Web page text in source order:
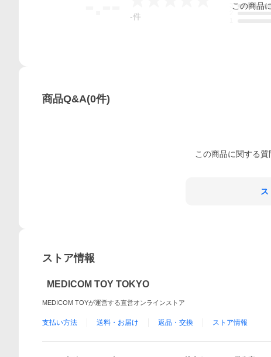
-件
この商品
商品Q&A(0件)
この商品に関する質
ストア情報
MEDICOM TOY TOKYO
MEDICOM TOYが運営する直営オンラインストア
支払い方法 送料・お届け 返品・交換 ストア情報